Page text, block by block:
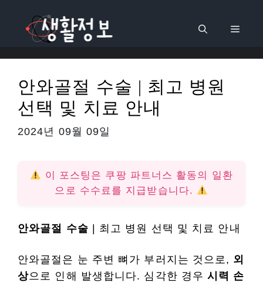
로
메
안와골절 수술 | 최고 병원
선택 및 치료 안내
2024년 09월 09일
이 포스팅은 쿠팡 파트너스 활동의 일환
으로 수수료를 지급받습니다.
안와골절 수술 | 최고 병원 선택 및 치료 안내
안와골절은 눈 주변 뼈가 부러지는 것으로, 외
상으로 인해 발생합니다. 심각한 경우시력 손